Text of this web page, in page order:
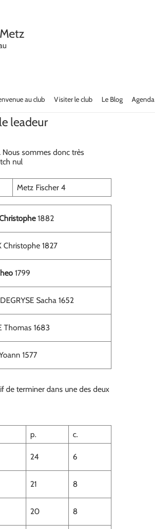
au club Visiter le club Le Blog Agenda
leadeur
Nous sommes donc très
nul
Metz Fischer 4
1882
Christophe 1827
1799
Sacha 1652
Thomas 1683
1577
de terminer dans une des deux
p. c.
24 6
21 8
20 8